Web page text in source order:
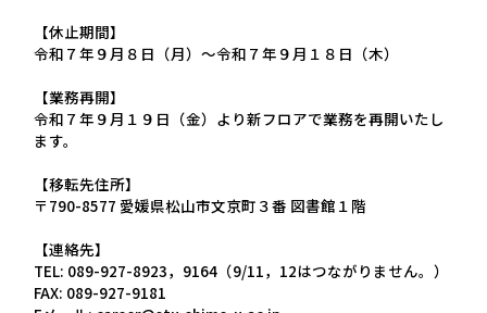
【休止期間】
令和７年９月８日（月）～令和７年９月１８日（木）
【業務再開】
令和７年９月１９日（金）より新フロアで業務を再開いたし
ます。
【移転先住所】
〒790-8577 愛媛県松山市文京町３番 図書館１階
【連絡先】
TEL: 089-927-8923，9164（9/11，12はつながりません。）
FAX: 089-927-9181